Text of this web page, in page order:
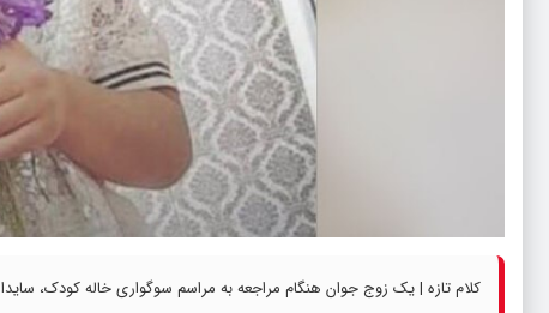
کلام تازه | یک زوج جوان هنگام مراجعه به مراسم سوگواری خاله کودک، سایدا ۴ ساله را که در ماشین خواب بود به جا می گذارند.